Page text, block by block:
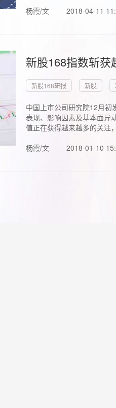
杨霞/文 2018-04-11
新股168指数斩
新股168研报 新股
中国上市公司研究院12月初
表现、影响因素及基本面异
值正在获得越来越多的关注
杨霞/文
2018-01-10